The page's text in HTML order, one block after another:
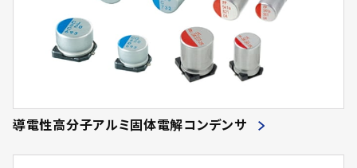
導電性高分子アルミ固体電解コンデンサ